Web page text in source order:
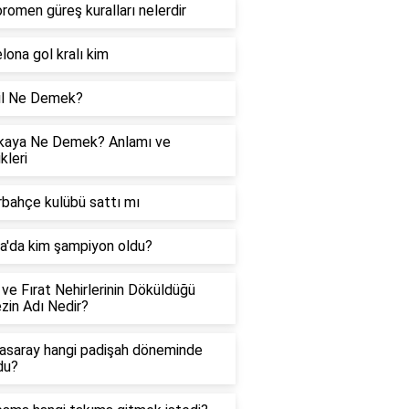
güreş kuralları nelerdir
gol kralı kim
Ne Demek?
Ne Demek? Anlamı ve
kulübü sattı mı
kim şampiyon oldu?
Fırat Nehirlerinin Döküldüğü
Adı Nedir?
hangi padişah döneminde